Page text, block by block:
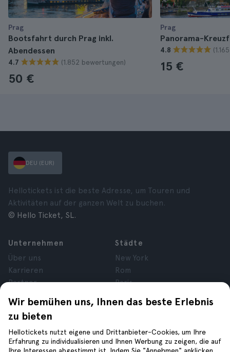
Prag
Bootsfahrt durch Prag inkl.
Abendessen
4.7 (1.852 bewertungen)
50 €
Prag
Panorama-
4.8
15 €
Wir bemühen uns, Ihnen das beste Erlebnis
zu bieten
Hellotickets nutzt eigene und Drittanbieter-Cookies, um Ihre
Erfahrung zu individualisieren und Ihnen Werbung zu zeigen, die auf
DEU (EUR)
Hellotickets ist die beste Adresse, um Touren und
Aktivitäten auf der ganzen Welt zu buchen.
© Hello Ticket, SL.
Unternehmen
Über uns
Karrieren
Partner
Datenschutz
Allgemeine
Geschäftsbedingungen
Cookies
Städte
New York
Rom
Paris
Granada
Teneriffa